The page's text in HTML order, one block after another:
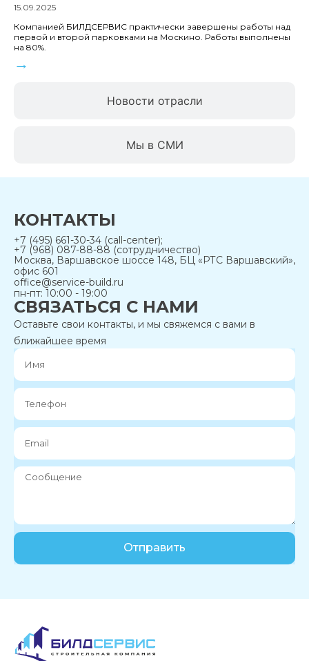
Новости отрасли
Мы в СМИ
15.09.2025
Компанией БИЛДСЕРВИС практически завершены работы над
первой и второй парковками на Москино. Работы выполнены
на 80%.
→
КОНТАКТЫ
+7 (495) 661-30-34 (call-center);
+7 (968) 087-88-88 (сотрудничество)
Москва, Варшавское шоссе 148, БЦ «РТС Варшавский»,
офис 601
office@service-build.ru
пн-пт: 10:00 - 19:00
СВЯЗАТЬСЯ С НАМИ
Оставьте свои контакты, и мы свяжемся с вами в
ближайшее время
Отправить